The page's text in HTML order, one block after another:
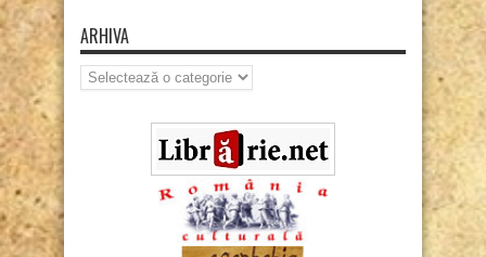
ARHIVA
Arhiva